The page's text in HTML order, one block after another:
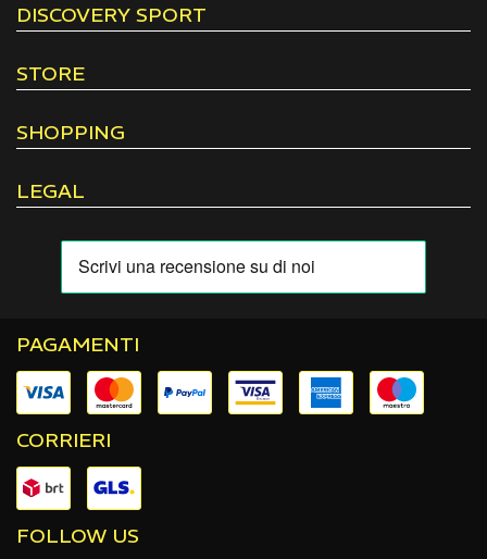
DISCOVERY SPORT
STORE
SHOPPING
LEGAL
PAGAMENTI
CORRIERI
FOLLOW US